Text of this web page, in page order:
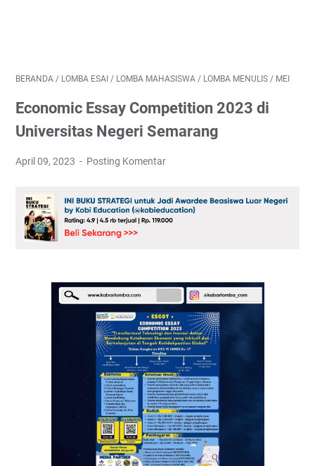
BERANDA / LOMBA ESAI / LOMBA MAHASISWA / LOMBA MENULIS / MEI
Economic Essay Competition 2023 di
Universitas Negeri Semarang
April 09, 2023 Posting Komentar